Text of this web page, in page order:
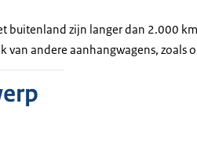
buitenland zijn langer dan 2.000
van andere aanhangwagens, zoals